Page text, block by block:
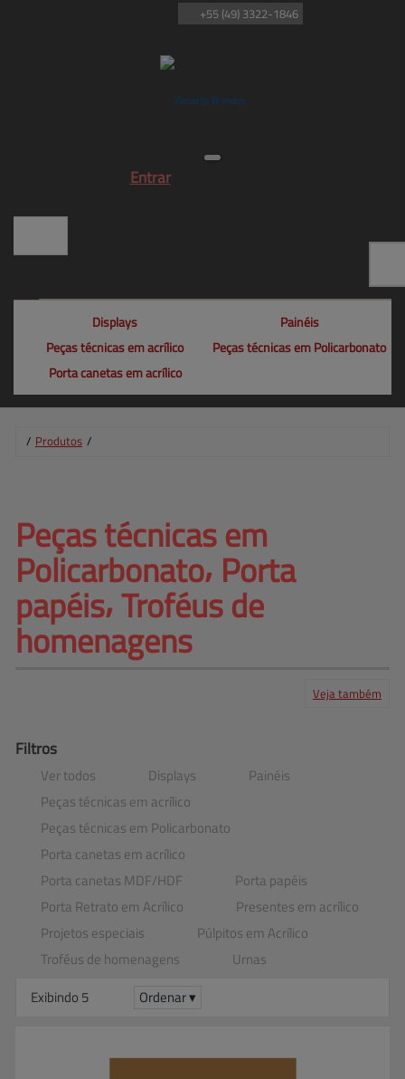
Entrar
+55 (49) 3322-1846
Displays
Painéis
Peças técnicas em acrílico
Peças técnicas em Policarbonato
Porta canetas em acrílico
/ Produtos /
Peças técnicas em
Policarbonato⸴ Porta
papéis⸴ Troféus de
homenagens
Veja também
Filtros
Ver todos Displays
Painéis
Peças técnicas em acrílico
Peças técnicas em Policarbonato
Porta canetas em acrílico
Porta canetas MDF​/​HDF
Porta papéis
Porta Retrato em Acrílico
Presentes em acrílico
Projetos especiais
Púlpitos em Acrílico
Troféus de homenagens
Urnas
Exibindo 5
Ordenar ▾